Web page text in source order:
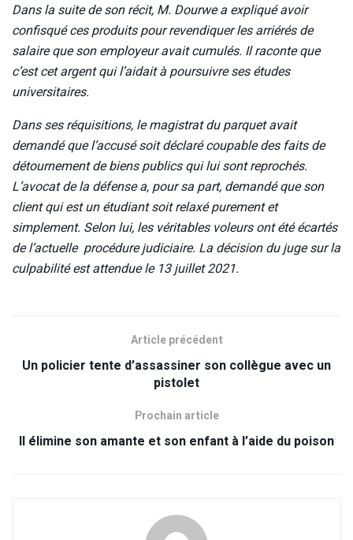
Dans la suite de son récit, M. Dourwe a expliqué avoir
confisqué ces produits pour revendiquer les arriérés de
salaire que son employeur avait cumulés. Il raconte que
c’est cet argent qui l’aidait à poursuivre ses études
universitaires.
Dans ses réquisitions, le magistrat du parquet avait
demandé que l’accusé soit déclaré coupable des faits de
détournement de biens publics qui lui sont reprochés.
L’avocat de la défense a, pour sa part, demandé que son
client qui est un étudiant soit relaxé purement et
simplement. Selon lui, les véritables voleurs ont été écartés
de l’actuelle procédure judiciaire. La décision du juge sur la
culpabilité est attendue le 13 juillet 2021.
Article précédent
Un policier tente d’assassiner son collègue avec un
pistolet
Prochain article
Il élimine son amante et son enfant à l’aide du poison